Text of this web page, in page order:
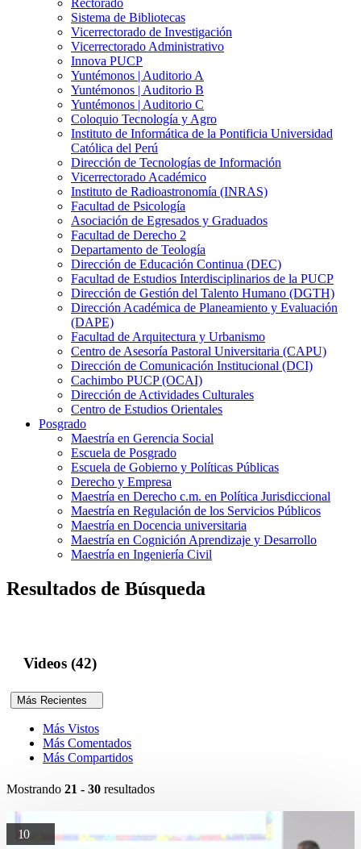
Rectorado
Sistema de Bibliotecas
Vicerrectorado de Investigación
Vicerrectorado Administrativo
Innova PUCP
Yuntémonos | Auditorio A
Yuntémonos | Auditorio B
Yuntémonos | Auditorio C
Coloquio Tecnología y Agro
Instituto de Informática de la Pontificia Universidad
Católica del Perú
Dirección de Tecnologías de Información
Vicerrectorado Académico
Instituto de Radioastronomía (INRAS)
Facultad de Psicología
Asociación de Egresados y Graduados
Facultad de Derecho 2
Departamento de Teología
Dirección de Educación Continua (DEC)
Facultad de Estudios Interdisciplinarios de la PUCP
Dirección de Gestión del Talento Humano (DGTH)
Dirección Académica de Planeamiento y Evaluación
(DAPE)
Facultad de Arquitectura y Urbanismo
Centro de Asesoría Pastoral Universitaria (CAPU)
Dirección de Comunicación Institucional (DCI)
Cachimbo PUCP (OCAI)
Dirección de Actividades Culturales
Centro de Estudios Orientales
Posgrado
Maestría en Gerencia Social
Escuela de Posgrado
Escuela de Gobierno y Políticas Públicas
Derecho y Empresa
Maestría en Derecho c.m. en Política Jurisdiccional
Maestría en Regulación de los Servicios Públicos
Maestría en Docencia universitaria
Maestría en Cognición Aprendizaje y Desarrollo
Maestría en Ingeniería Civil
Resultados de Búsqueda
Videos (42)
Más Recientes
Más Vistos
Más Comentados
Más Compartidos
Mostrando 21 - 30 resultados
10